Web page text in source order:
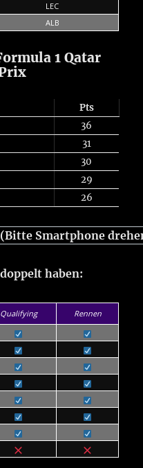
LEC
ALB
1 Qatar
Pts
36
31
30
29
26
Smartphone
haben:
Qualifying
Rennen